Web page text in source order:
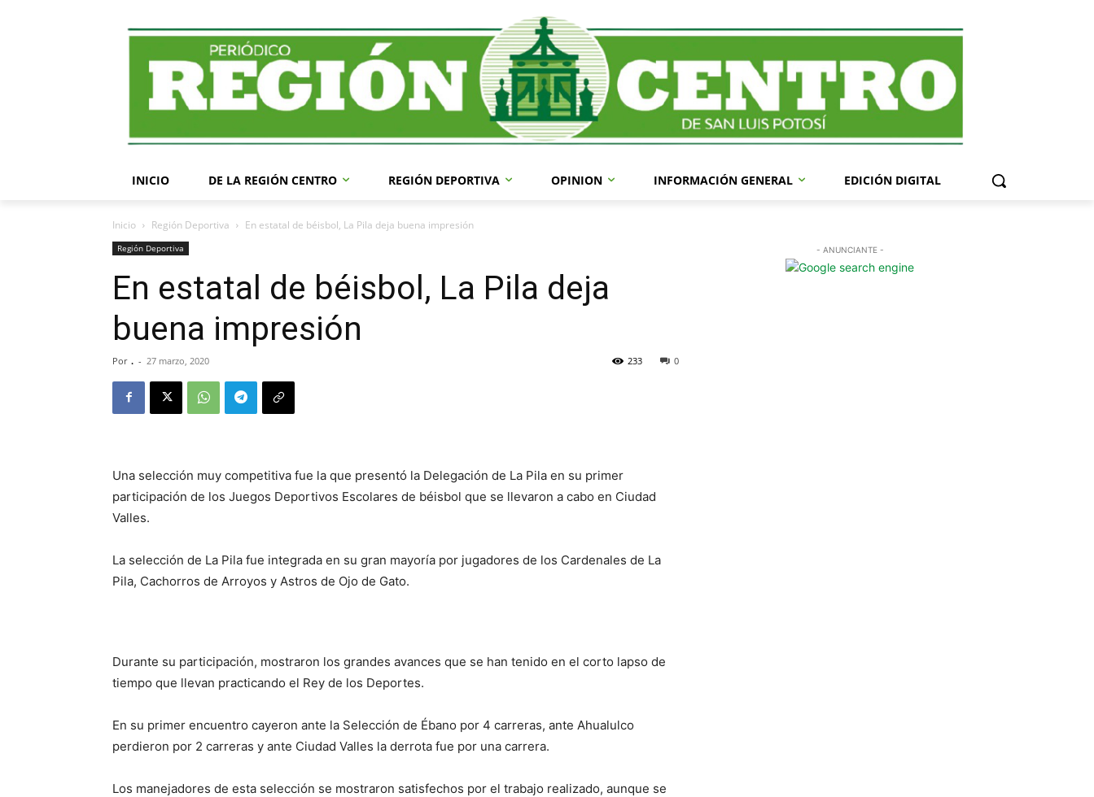
INICIO DE LA REGIÓN CENTRO REGIÓN DEPORTIVA OPINION INFORMACIÓN GENERAL EDICIÓN DIGITAL
Inicio Región Deportiva En estatal de béisbol, La Pila deja buena impresión
Región Deportiva
En estatal de béisbol, La Pila deja
buena impresión
Por . - 27 marzo, 2020 0
233
Una selección muy competitiva fue la que presentó la Delegación de La Pila en su primer
participación de los Juegos Deportivos Escolares de béisbol que se llevaron a cabo en Ciudad
Valles.
La selección de La Pila fue integrada en su gran mayoría por jugadores de los Cardenales de La
Pila, Cachorros de Arroyos y Astros de Ojo de Gato.
Durante su participación, mostraron los grandes avances que se han tenido en el corto lapso de
tiempo que llevan practicando el Rey de los Deportes.
En su primer encuentro cayeron ante la Selección de Ébano por 4 carreras, ante Ahualulco
perdieron por 2 carreras y ante Ciudad Valles la derrota fue por una carrera.
Los manejadores de esta selección se mostraron satisfechos por el trabajo realizado, aunque se
- ANUNCIANTE -